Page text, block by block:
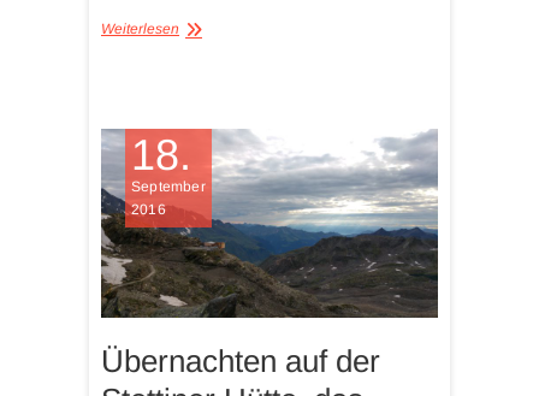
Weiterlesen
18.
September
2016
Übernachten auf der